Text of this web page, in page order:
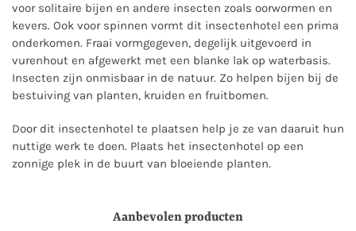
voor solitaire bijen en andere insecten zoals oorwormen en
kevers. Ook voor spinnen vormt dit insectenhotel een prima
onderkomen. Fraai vormgegeven, degelijk uitgevoerd in
vurenhout en afgewerkt met een blanke lak op waterbasis.
Insecten zijn onmisbaar in de natuur. Zo helpen bijen bij de
bestuiving van planten, kruiden en fruitbomen.
Door dit insectenhotel te plaatsen help je ze van daaruit hun
nuttige werk te doen. Plaats het insectenhotel op een
zonnige plek in de buurt van bloeiende planten.
Aanbevolen producten